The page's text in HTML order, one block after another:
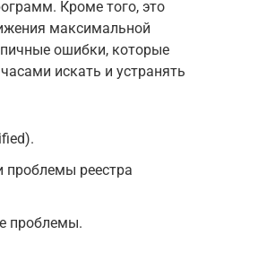
Кроме того, это
максимальной
ошибки, которые
искать и устранять
проблемы реестра
проблемы.